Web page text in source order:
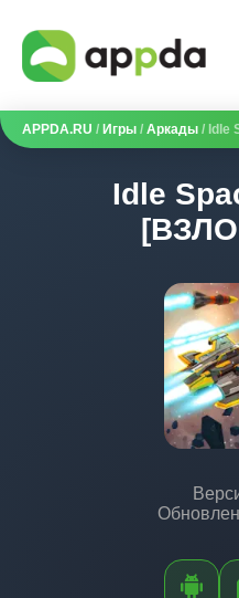
APPDA.RU / Игры / Аркады / Idle
Idle